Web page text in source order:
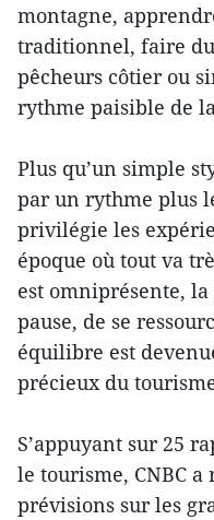
montagne,
traditionnel, faire
pêcheurs côtier ou
rythme paisible de
Plus qu’un simple
par un rythme plus
privilégie les
époque où tout va
est omniprésente,
pause, de se
équilibre est
précieux du
S’appuyant sur 25
le tourisme, CNBC
prévisions sur les